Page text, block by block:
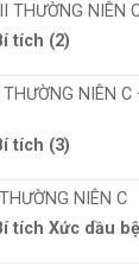
THƯỜNG NIÊN
tích (2)
THƯỜNG NIÊN C
tích (3)
THƯỜNG NIÊN C
tích Xức dầu